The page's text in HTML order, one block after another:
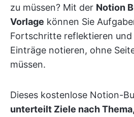
zu müssen? Mit der Notion
Vorlage können Sie
Fortschritte reflektieren
Einträge notieren, ohne
müssen.
Dieses kostenlose Notion-
unterteilt Ziele nach